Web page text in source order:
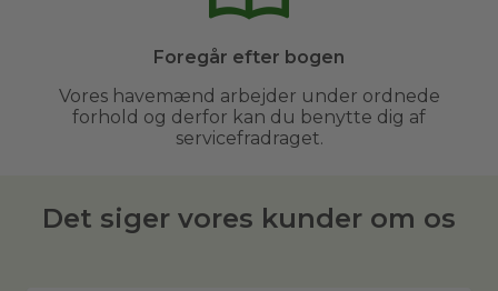
Foregår efter bogen
Vores havemænd arbejder under ordnede
forhold og derfor kan du benytte dig af
servicefradraget.
Det siger vores kunder om os